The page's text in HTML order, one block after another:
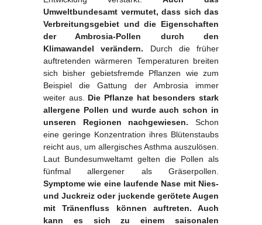
Umweltbundesamt vermutet, dass sich das
Verbreitungsgebiet und die Eigenschaften
der Ambrosia-Pollen durch den
Klimawandel verändern. Durch die früher
auftretenden wärmeren Temperaturen breiten
sich bisher gebietsfremde Pflanzen wie zum
Beispiel die Gattung der Ambrosia immer
weiter aus. Die Pflanze hat besonders stark
allergene Pollen und wurde auch schon in
unseren Regionen nachgewiesen. Schon
eine geringe Konzentration ihres Blütenstaubs
reicht aus, um allergisches Asthma auszulösen.
Laut Bundesumweltamt gelten die Pollen als
fünfmal allergener als Gräserpollen.
Symptome wie eine laufende Nase mit Nies-
und Juckreiz oder juckende gerötete Augen
mit Tränenfluss können auftreten. Auch
kann es sich zu einem saisonalen